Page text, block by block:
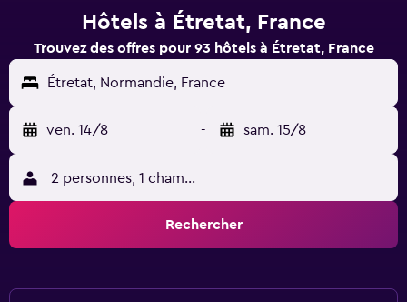
Hôtels à Étretat, France
Trouvez des offres pour 93 hôtels à Étretat, France
Étretat, Normandie, France
ven. 14/8 - sam. 15/8
2 personnes, 1 chambre
Rechercher